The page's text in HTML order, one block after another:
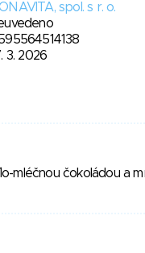
spol. s r. o.
3. 2026
mléčnou čokoládou a